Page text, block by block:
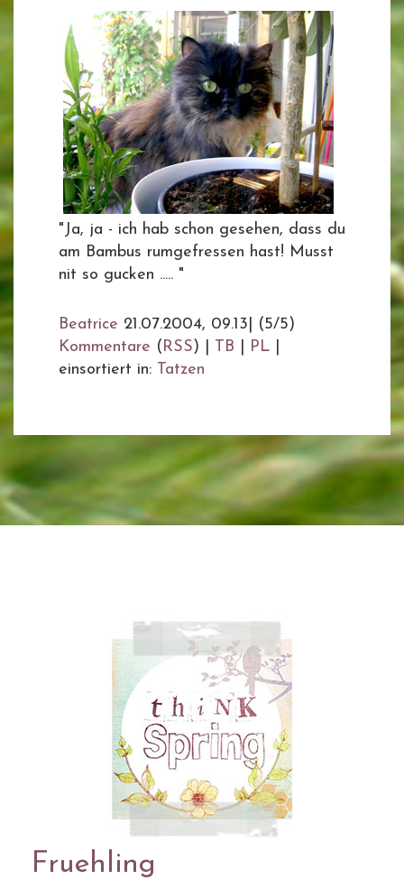
"Ja, ja - ich hab schon gesehen, dass du
am Bambus rumgefressen hast! Musst
nit so gucken ..... "
Beatrice 21.07.2004, 09.13
(5/5)
Kommentare ( RSS) | TB PL
einsortiert in: Tatzen
Fruehling